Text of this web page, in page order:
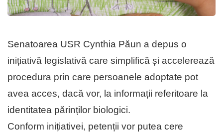
Senatoarea USR Cynthia Păun a depus o
inițiativă legislativă care simplifică și accelerează
procedura prin care persoanele adoptate pot
avea acces, dacă vor, la informații referitoare la
identitatea părinților biologici.
Conform inițiativei, petenții vor putea cere